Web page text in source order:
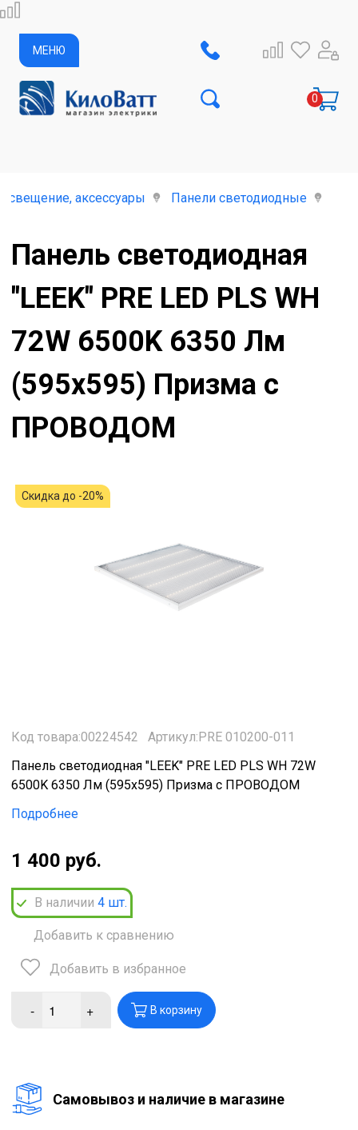
МЕНЮ
аксессуары Панели светодиодные
Панель светодиодная
"LEEK" PRE LED PLS WH
72W 6500K 6350 Лм
(595x595) Призма с
ПРОВОДОМ
Скидка до -20%
Код товара:00224542
Артикул:PRE 010200-011
Панель светодиодная "LEEK" PRE LED PLS WH 72W
6500K 6350 Лм (595x595) Призма с ПРОВОДОМ
Подробнее
1 400 руб.
В наличии 4 шт.
Добавить к сравнению
Добавить в избранное
- + В корзину
Cамовывоз и наличие в магазине